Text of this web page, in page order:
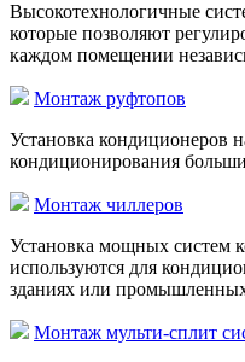
Высокотехнологичные
которые позволяют
каждом помещении
Монтаж руфтопов
Установка кондиционеров
кондиционирования
Монтаж чиллеров
Установка мощных систем
используются для
зданиях или
Монтаж мульти-сплит